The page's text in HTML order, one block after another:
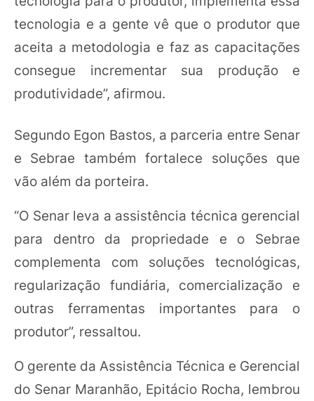
tecnologia e a gente vê que o produtor que
aceita a metodologia e faz as capacitações
consegue incrementar sua produção e
produtividade”, afirmou.
Segundo Egon Bastos, a parceria entre Senar
e Sebrae também fortalece soluções que
vão além da porteira.
“O Senar leva a assistência técnica gerencial
para dentro da propriedade e o Sebrae
complementa com soluções tecnológicas,
regularização fundiária, comercialização e
outras ferramentas importantes para o
produtor”, ressaltou.
O gerente da Assistência Técnica e Gerencial
do Senar Maranhão, Epitácio Rocha, lembrou